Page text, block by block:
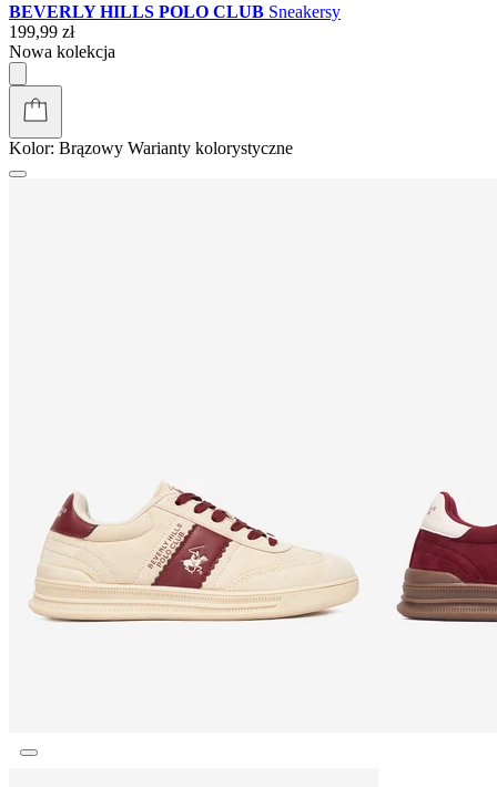
BEVERLY HILLS POLO CLUB Sneakersy
199,99 zł
Nowa kolekcja
Kolor: Brązowy Warianty kolorystyczne